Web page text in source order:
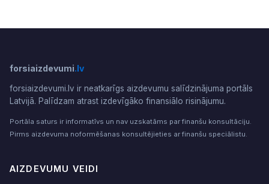
forsiaizdevumi.lv
forsiaizdevumi.lv ir neatkarīgs aizdevumu salīdzinājuma portāls
Latvijā. Palīdzam atrast izdevīgāko finansiālo risinājumu.
Portāla saturs ir informatīvs un nav uzskatāms par finanšu konsultāciju.
Pirms aizdevuma noformēšanas konsultējieties ar finanšu speciālistu.
AIZDEVUMU VEIDI